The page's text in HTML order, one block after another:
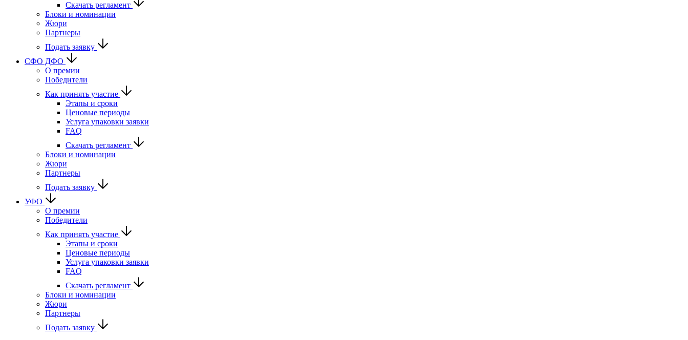
Скачать регламент
Блоки и номинации
Жюри
Партнеры
Подать заявку
CФО ДФО
О премии
Победители
Как принять участие
Этапы и сроки
Ценовые периоды
Услуга упаковки заявки
FAQ
Скачать регламент
Блоки и номинации
Жюри
Партнеры
Подать заявку
УФО
О премии
Победители
Как принять участие
Этапы и сроки
Ценовые периоды
Услуга упаковки заявки
FAQ
Скачать регламент
Блоки и номинации
Жюри
Партнеры
Подать заявку